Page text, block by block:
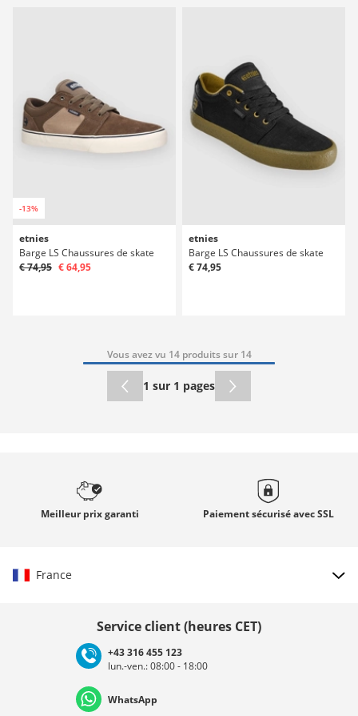
-13%
etnies
Barge LS Chaussures de skate
€ 74,95 € 64,95
etnies
Barge LS Chaussures de skate
€ 74,95
Vous avez vu 14 produits sur 14
1 sur 1 pages
Meilleur prixgaranti Paiement sécurisé avecSSL
France
Deutschland Österreich
Service client (heures CET)
+43 316 455 123
lun.-ven.: 08:00 - 18:00
WhatsApp